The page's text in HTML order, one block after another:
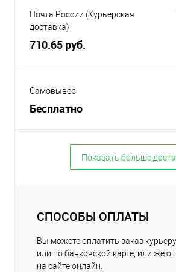
Почта России (Курьерская
доставка)
710.65 руб.
Самовывоз
Бесплатно
Показать больше
СПОСОБЫ ОПЛАТЫ
Вы можете оплатить заказ
или по банковской карте, или же
на сайте онлайн.